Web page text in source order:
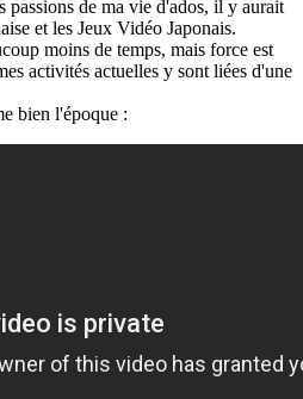
passions de ma vie d'ados, il y aurait
et les Jeux Vidéo Japonais.
moins de temps, mais force est
activités actuelles y sont liées d'une
bien l'époque :